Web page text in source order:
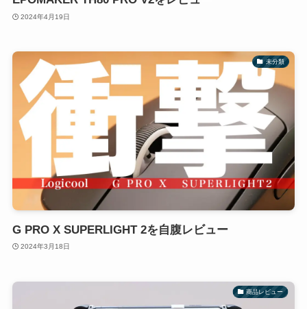
2024年4月19日
未分類
G PRO X SUPERLIGHT 2を自腹レビュー
2024年3月18日
商品レビュー